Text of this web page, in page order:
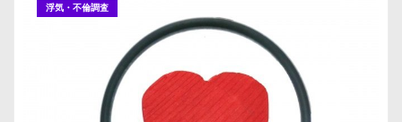
浮気・不倫調査